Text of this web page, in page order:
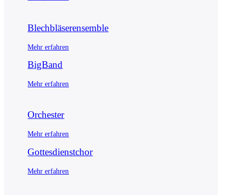
Blechbläserensemble
Mehr erfahren
BigBand
Mehr erfahren
Orchester
Mehr erfahren
Gottesdienstchor
Mehr erfahren